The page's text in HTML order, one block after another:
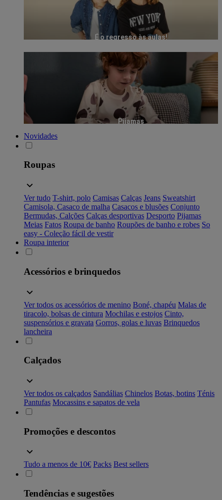
É o regresso às aulas!
Pijamas
Novidades
Roupas
Ver tudo T-shirt, polo Camisas Calças Jeans Sweatshirt
Camisola, Casaco de malha Casacos e blusões Conjunto
Bermudas, Calções Calças desportivas Desporto Pijamas
Meias Fatos Roupa de banho Roupões de banho e robes So
easy - Coleção fácil de vestir
Roupa interior
Acessórios e brinquedos
Ver todos os acessórios de menino Boné, chapéu Malas de
tiracolo, bolsas de cintura Mochilas e estojos Cinto,
suspensórios e gravata Gorros, golas e luvas Brinquedos
lancheira
Calçados
Ver todos os calçados Sandálias Chinelos Botas, botins Ténis
Pantufas Mocassins e sapatos de vela
Promoções e descontos
Tudo a menos de 10€ Packs Best sellers
Tendências e sugestões